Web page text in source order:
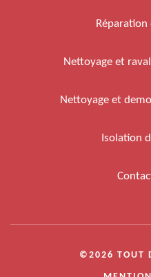
Nettoyage et
Nettoyage et
Isolation
©2026 TOUT